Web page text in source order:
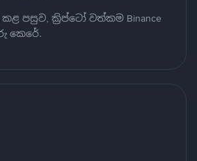
පසුව, ක්‍රිප්ටෝ වත්කම Binance
කෙරේ.